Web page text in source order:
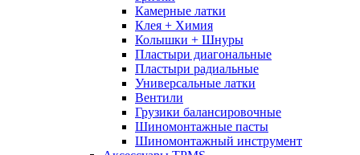
Камерные латки
Клея + Химия
Колышки + Шнуры
Пластыри диагональные
Пластыри радиальные
Универсальные латки
Вентили
Грузики балансировочные
Шиномонтажные пасты
Шиномонтажный инструмент